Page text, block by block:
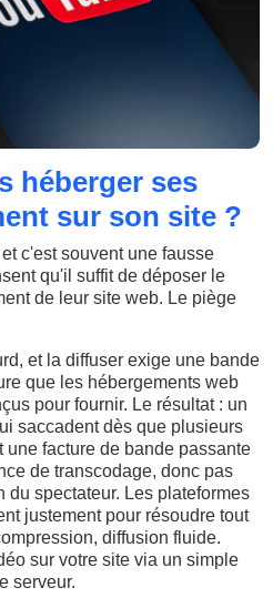
héberger ses
sur son site ?
c'est souvent une fausse
qu'il suffit de déposer le
de leur site web. Le piège
et la diffuser exige une bande
que les hébergements web
pour fournir. Le résultat : un
saccadent dès que plusieurs
une facture de bande passante
de transcodage, donc pas
spectateur. Les plateformes
justement pour résoudre tout
diffusion fluide.
sur votre site via un simple
serveur.